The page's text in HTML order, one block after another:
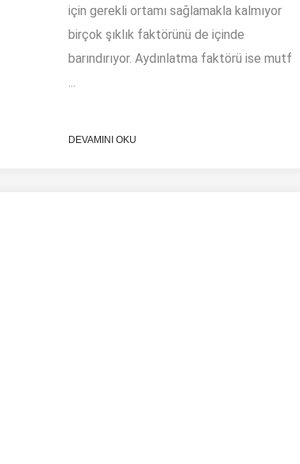
için gerekli ortamı sağlamakla kalmıyor
birçok şıklık faktörünü de içinde
barındırıyor. Aydınlatma faktörü ise mutf
...
DEVAMINI OKU